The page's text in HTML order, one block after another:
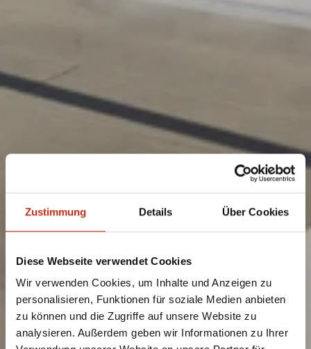
Zustimmung Details Über Cookies
Diese Webseite verwendet Cookies
Wir verwenden Cookies, um Inhalte und Anzeigen zu
personalisieren, Funktionen für soziale Medien anbieten
zu können und die Zugriffe auf unsere Website zu
analysieren. Außerdem geben wir Informationen zu Ihrer